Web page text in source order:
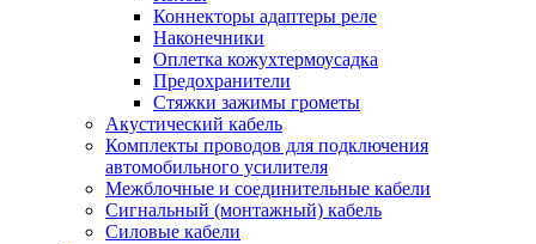
Коннекторы адаптеры реле
Наконечники
Оплетка кожухтермоусадка
Предохранители
Стяжки зажимы грометы
Акустический кабель
Комплекты проводов для подключения
автомобильного усилителя
Межблочные и соединительные кабели
Сигнальный (монтажный) кабель
Силовые кабели